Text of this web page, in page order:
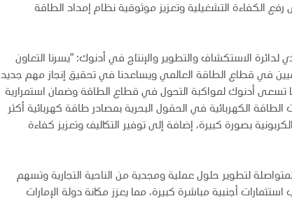
الكفاءة التشغيلية وتعزيز موثوقية نظام إمداد الطاقة
لدائرة الاستكشاف والتطوير والإنتاج في أدنوك: "يسرنا التعاون
في قطاع الطاقة العالمي ويساعدنا في تحقيق إنجاز مهم جديد
تسعى أدنوك لمواكبة التحول في قطاع الطاقة وضمان استمرارية
الكهربائية في الحقول البحرية بمصادر طاقة كهربائية أكثر
بصورة كبيرة، إضافة إلى توفير التكاليف وتعزيز كفاءة
لتطوير حلول عملية ومجدية من الناحية التجارية وتسهم
أجنبية مباشرة كبيرة، مما يعزز مكانة دولة الإمارات